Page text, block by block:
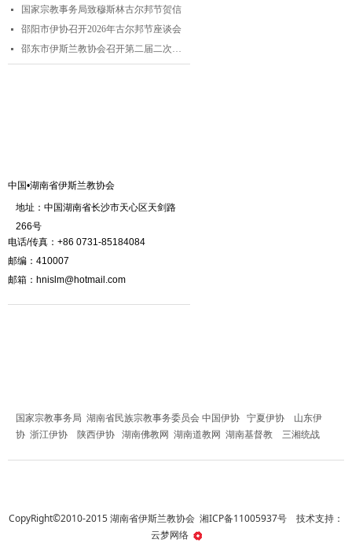
넷 国家宗教事务局致穆斯林古尔邦节贺信
넷 邵阳市伊协召开2026年古尔邦节座谈会
넷 邵东市伊斯兰教协会召开第二届二次理事会
地址：中国湖南省长沙市天心区天剑路
266号
中国•湖南省伊斯兰教协会
电话/传真：+86 0731-85184084
邮编：410007
邮箱：hnislm@hotmail.com
国家宗教事务局 湖南省民族宗教事务委员会中国伊协 宁夏伊协
山东伊
协 浙江伊协 陕西伊协 湖南佛教网 湖南道教网 湖南基督教 三湘统战
CopyRight©2010-2015 湖南省伊斯兰教协会 湘ICP备11005937号 技术支持：
云梦网络